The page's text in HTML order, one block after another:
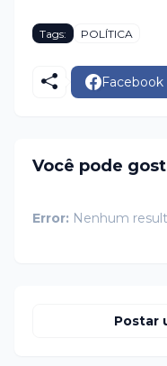
Tags: POLÍTICA
Facebook
Você pode
Error: Nenhum
Postar